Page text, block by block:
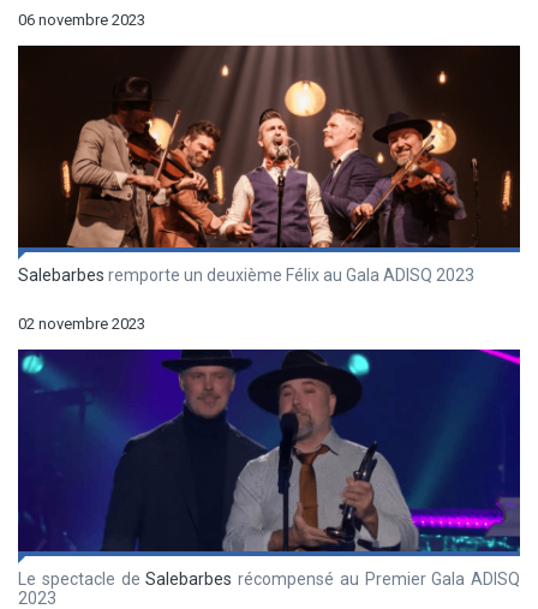
06 novembre 2023
Salebarbes remporte un deuxième Félix au Gala ADISQ 2023
02 novembre 2023
Le spectacle deSalebarbes récompensé au Premier Gala ADISQ
2023